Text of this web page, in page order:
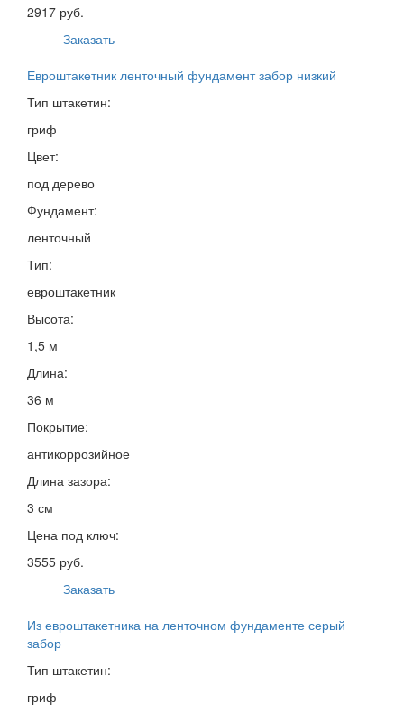
2917 руб.
Заказать
Евроштакетник ленточный фундамент забор низкий
Тип штакетин:
гриф
Цвет:
под дерево
Фундамент:
ленточный
Тип:
евроштакетник
Высота:
1,5 м
Длина:
36 м
Покрытие:
антикоррозийное
Длина зазора:
3 см
Цена под ключ:
3555 руб.
Заказать
Из евроштакетника на ленточном фундаменте серый
забор
Тип штакетин:
гриф